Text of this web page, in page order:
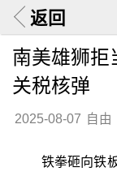
返回
南美雄狮拒
关税核弹
2025-08-07 自由
铁拳砸向铁